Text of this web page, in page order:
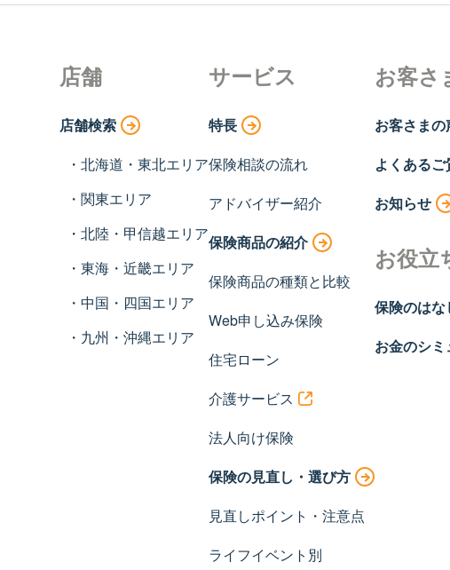
店舗
店舗検索
北海道・東北エリア
関東エリア
北陸・甲信越エリア
東海・近畿エリア
中国・四国エリア
九州・沖縄エリア
サービス
特長
保険相談の流れ
アドバイザー紹介
保険商品の紹介
保険商品の種類と比較
Web申し込み保険
住宅ローン
介護サービス
法人向け保険
保険の見直し・選び方
見直しポイント・注意点
ライフイベント別
お客さ
お客さまの
よくあるご
お知らせ
お役立
保険のはな
お金のシ